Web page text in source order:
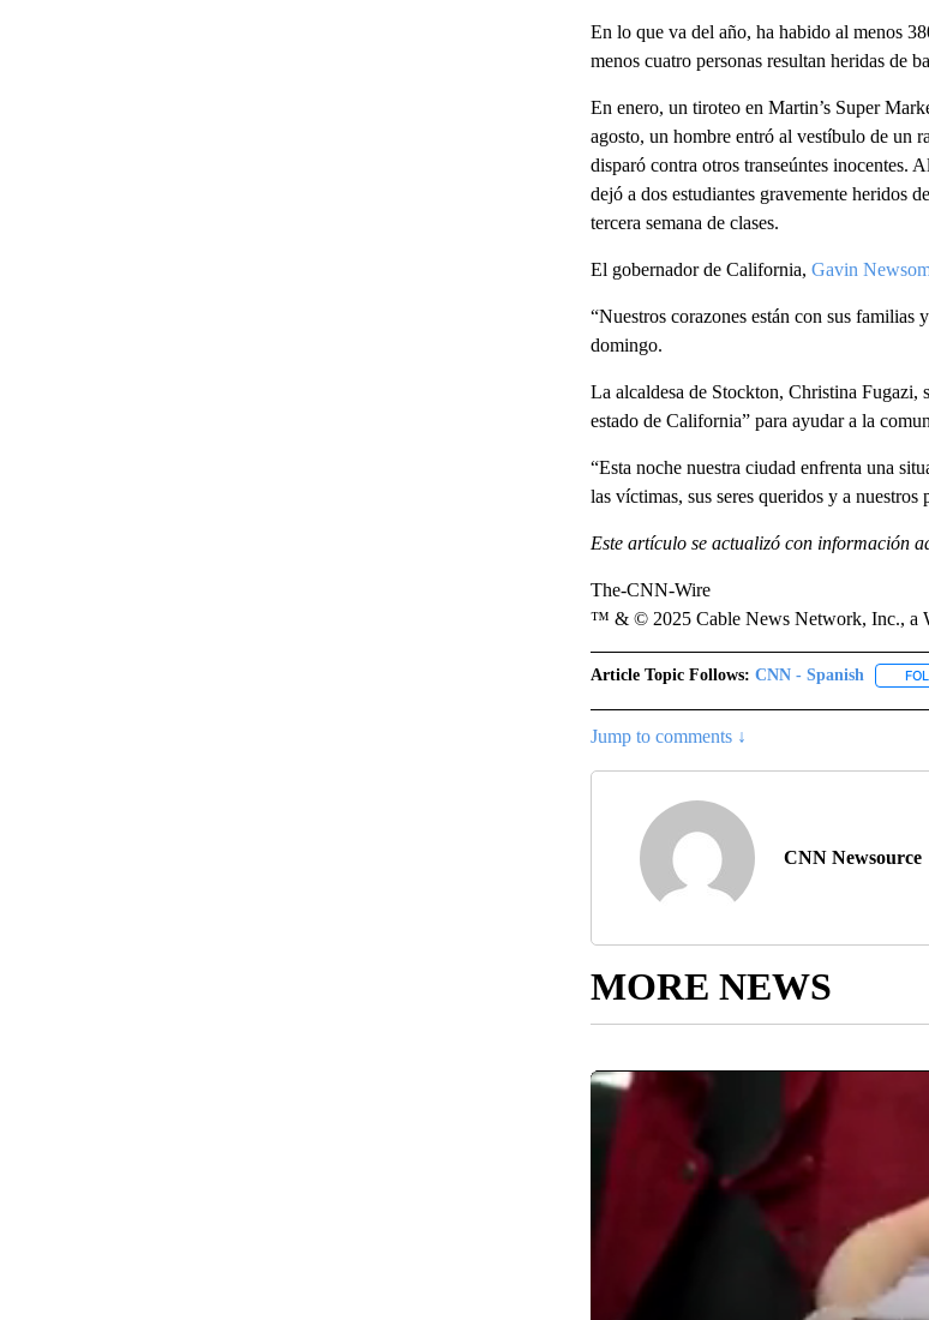
En lo que va del año, ha habido al menos
menos cuatro personas resultan heridas de
En enero, un tiroteo en Martin’s Super
agosto, un hombre entró al vestíbulo de un
disparó contra otros transeúntes inocentes.
dejó a dos estudiantes gravemente heridos
tercera semana de clases.
El gobernador de California, Gavin
“Nuestros corazones están con sus familias
domingo.
La alcaldesa de Stockton, Christina Fugazi,
estado de California” para ayudar a la
“Esta noche nuestra ciudad enfrenta una
las víctimas, sus seres queridos y a nuestros
Este artículo se actualizó con información
The-CNN-Wire
™ & © 2025 Cable News Network, Inc., a
Article Topic Follows: CNN - Spanish
Jump to comments ↓
CNN Newsource
MORE NEWS